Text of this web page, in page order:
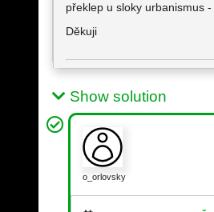
překlep u sloky urbanismus -
Děkuji
Show solution
o_orlovsky